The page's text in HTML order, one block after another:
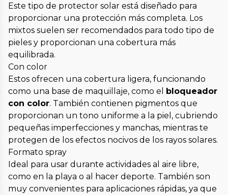
Este tipo de protector solar está diseñado para
proporcionar una protección más completa. Los
mixtos suelen ser recomendados para todo tipo de
pieles y proporcionan una cobertura más
equilibrada.
Con color
Estos ofrecen una cobertura ligera, funcionando
como una base de maquillaje, como el bloqueador
con color. También contienen pigmentos que
proporcionan un tono uniforme a la piel, cubriendo
pequeñas imperfecciones y manchas, mientras te
protegen de los efectos nocivos de los rayos solares.
Formato spray
Ideal para usar durante actividades al aire libre,
como en la playa o al hacer deporte. También son
muy convenientes para aplicaciones rápidas, ya que